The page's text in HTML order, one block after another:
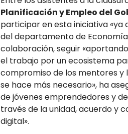
Planificación y Empleo del
participar en esta iniciativa «ya
del departamento de
colaboración, seguir
el trabajo por un ecosistema
compromiso de los mentores y
se hace más necesario», ha
de jóvenes emprendedores y
través de la unidad, acuerdo y
digital».